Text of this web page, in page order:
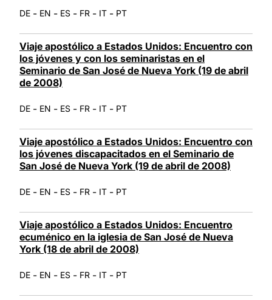
DE - EN - ES - FR - IT - PT
Viaje apostólico a Estados Unidos: Encuentro con
los jóvenes y con los seminaristas en el
Seminario de San José de Nueva York (19 de abril
de 2008)
DE - EN - ES - FR - IT - PT
Viaje apostólico a Estados Unidos: Encuentro con
los jóvenes discapacitados en el Seminario de
San José de Nueva York (19 de abril de 2008)
DE - EN - ES - FR - IT - PT
Viaje apostólico a Estados Unidos: Encuentro
ecuménico en la iglesia de San José de Nueva
York (18 de abril de 2008)
DE - EN - ES - FR - IT - PT